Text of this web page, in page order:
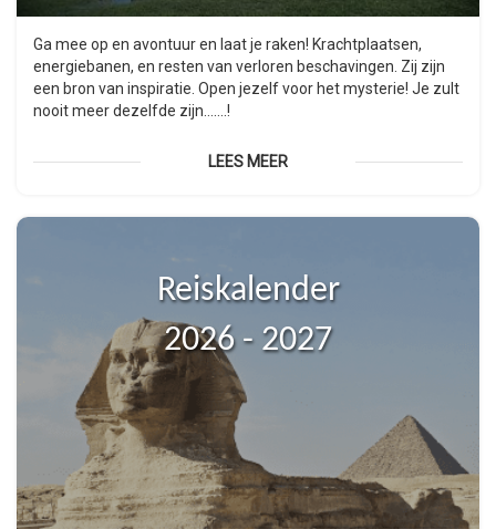
Ga mee op en avontuur en laat je raken! Krachtplaatsen,
energiebanen, en resten van verloren beschavingen. Zij zijn
een bron van inspiratie. Open jezelf voor het mysterie! Je zult
nooit meer dezelfde zijn…….!
LEES MEER
Reiskalender
2026 - 2027